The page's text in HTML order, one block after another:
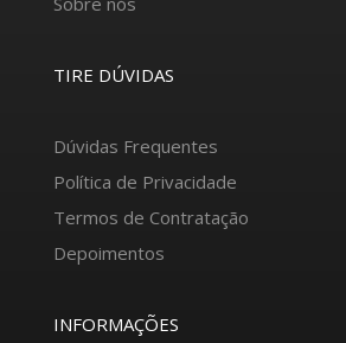
TIRE DÚVIDAS
Dúvidas Frequentes
Política de Privacidade
Termos de Contratação
Depoimentos
INFORMAÇÕES